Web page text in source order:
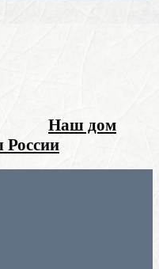
Наш дом
России